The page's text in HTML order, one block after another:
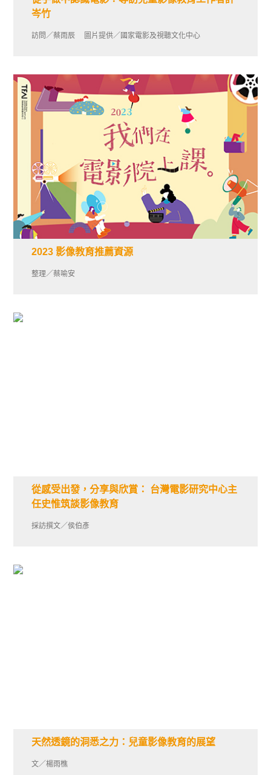
岑竹
訪問／蔡雨辰 圖片提供／國家電影及視聽文化中心
2023 影像教育推薦資源
整理／蔡喻安
從感受出發，分享與欣賞： 台灣電影研究中心主
任史惟筑談影像教育
採訪撰文／侯伯彥
天然透鏡的洞悉之力：兒童影像教育的展望
文／楊雨樵